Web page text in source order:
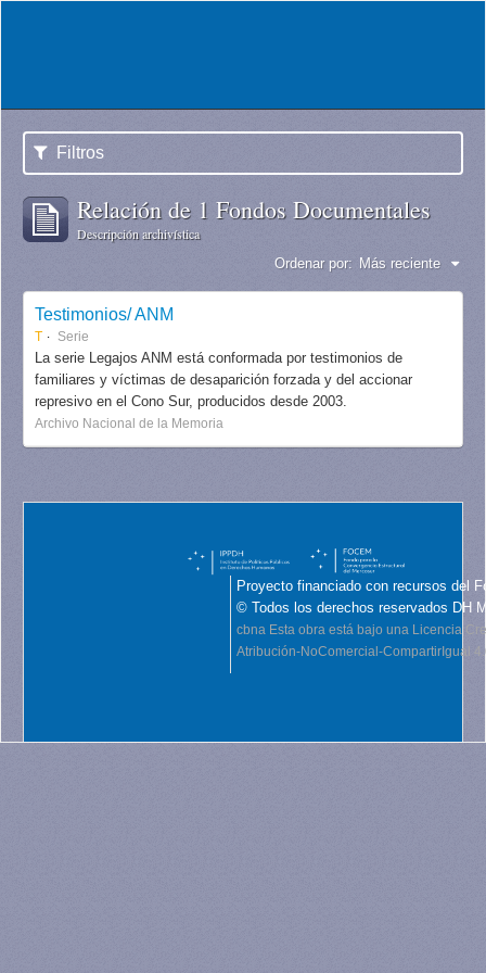
Filtros
Relación de 1 Fondos Documentales
Descripción archivística
Ordenar por: Más reciente
Testimonios/ ANM
T Serie
La serie Legajos ANM está conformada por testimonios de
familiares y víctimas de desaparición forzada y del accionar
represivo en el Cono Sur, producidos desde 2003.
Archivo Nacional de la Memoria
Proyecto financiado con recursos del
© Todos los derechos reservados DH
cbna Esta obra está bajo una Licencia
Atribución-NoComercial-CompartirIgual